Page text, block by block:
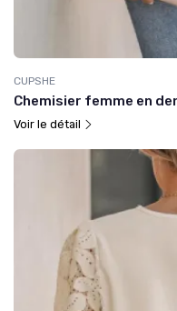
CUPSHE
Chemisier femme en
Voir le détail